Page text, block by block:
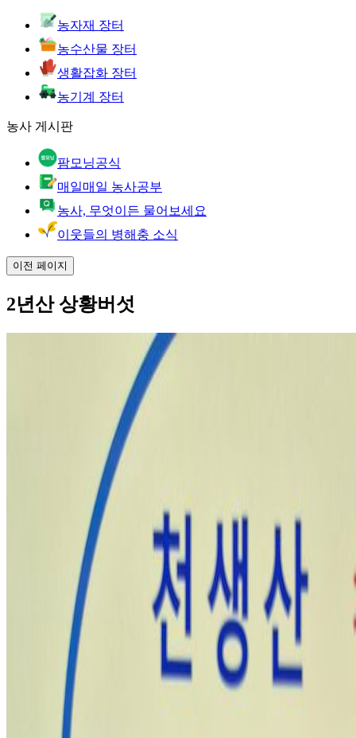
농자재 장터
농수산물 장터
생활잡화 장터
농기계 장터
농사 게시판
팜모닝공식
매일매일 농사공부
농사, 무엇이든 물어보세요
이웃들의 병해충 소식
이전 페이지
2년산 상황버섯